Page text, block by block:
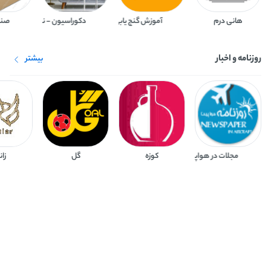
هانی درم آموزش گنج یابی و باستان شناسدکوراسیون - نشریه
روزنامه و اخبار بیشتر
مجلات در هواپیما کوزه گل